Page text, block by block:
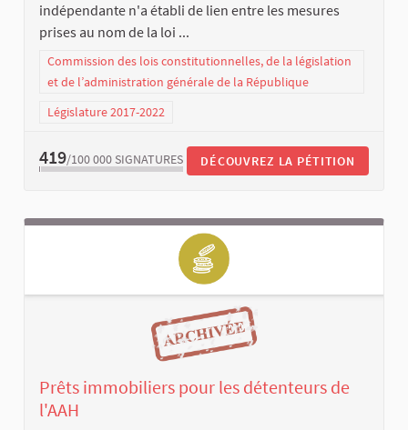
indépendante n'a établi de lien entre les mesures
prises au nom de la loi ...
Commission des lois constitutionnelles, de la législation
et de l’administration générale de la République
Législature 2017-2022
419/100 000 SIGNATURES DÉCOUVREZ LA PÉTITION
Prêts immobiliers pour les détenteurs de
l'AAH